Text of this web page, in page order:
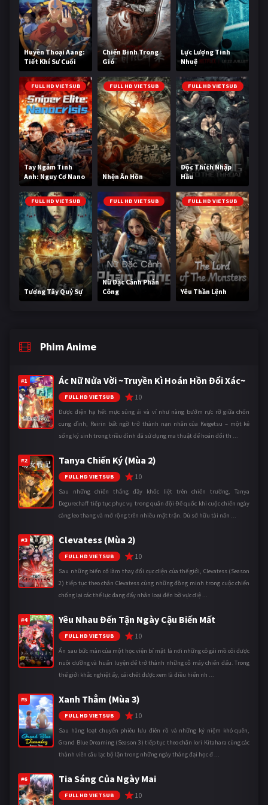
Huyền Thoại Aang:
Tiết Khí Sư Cuối
Cùng
Chiến Binh Trong
Gió
Lực Lượng Tinh
Nhuệ
FULL HD VIETSUB
Tay Ngắm Tinh
Anh: Nguy Cơ Nano
FULL HD VIETSUB
Nhện Ăn Hồn
FULL HD VIETSUB
Độc Thích Nhập
Hầu
FULL HD VIETSUB
Tương Tây Quỷ Sự
FULL HD VIETSUB
Nữ Đặc Cảnh Phản
Công
FULL HD VIETSUB
Yêu Thần Lệnh
Phim Anime
#1 Ác Nữ Nửa Vời ~Truyền Kì Hoán Hồn Đổi Xác~
FULL HD VIETSUB 10
Được điện hạ hết mực sủng ái và ví như nàng bướm rực rỡ giữa chốn
cung đình, Reirin bất ngờ trở thành nạn nhân của Keigetsu – một kẻ
sống ký sinh trong triều đình đã sử dụng ma thuật để hoán đổi th ...
#2 Tanya Chiến Ký (Mùa 2)
FULL HD VIETSUB 10
Sau những chiến thắng đầy khốc liệt trên chiến trường, Tanya
Degurechaff tiếp tục phục vụ trong quân đội Đế quốc khi cuộc chiến ngày
càng leo thang và mở rộng trên nhiều mặt trận. Dù sở hữu tài năn ...
#3 Clevatess (Mùa 2)
FULL HD VIETSUB 10
Sau những biến cố làm thay đổi cục diện của thế giới, Clevatess (Season
2) tiếp tục theo chân Clevatess cùng những đồng minh trong cuộc chiến
chống lại các thế lực đang đẩy nhân loại đến bờ vực diệ ...
#4 Yêu Nhau Đến Tận Ngày Cậu Biến Mất
FULL HD VIETSUB 10
Ẩn sau bức màn của một học viện bí mật là nơi những cô gái mồ côi được
nuôi dưỡng và huấn luyện để trở thành những cỗ máy chiến đấu. Trong
thế giới khắc nghiệt ấy, cái chết được xem là điều hiển nh ...
#5 Xanh Thẳm (Mùa 3)
FULL HD VIETSUB 10
Sau hàng loạt chuyến phiêu lưu điên rồ và những kỷ niệm khó quên,
Grand Blue Dreaming (Season 3) tiếp tục theo chân Iori Kitahara cùng các
thành viên câu lạc bộ lặn trong những ngày tháng đại học đ ...
#6 Tia Sáng Của Ngày Mai
FULL HD VIETSUB 10